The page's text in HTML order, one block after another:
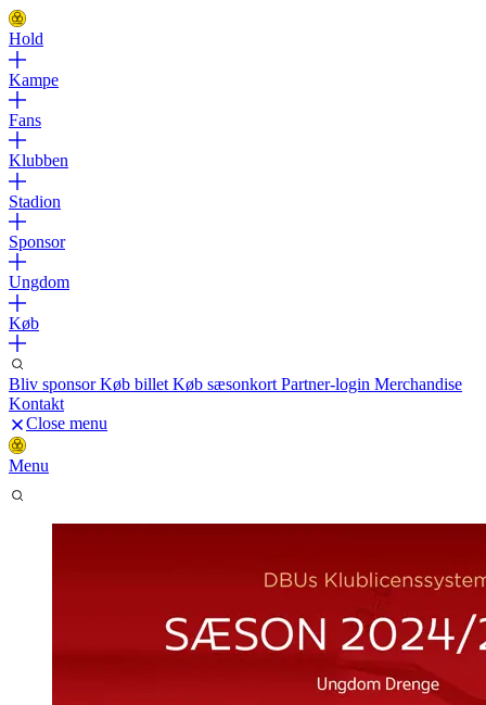
Hold
Kampe
Fans
Klubben
Stadion
Sponsor
Ungdom
Køb
Bliv sponsorKøb billet Køb sæsonkort Partner-login Merchandise
Kontakt
Close menu
Menu